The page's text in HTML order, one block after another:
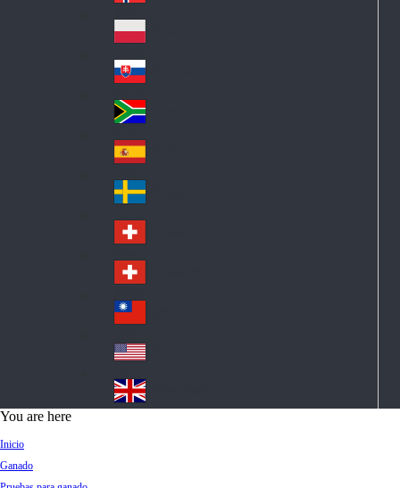
s
Ze
ala
nd
No
rw
ay
Pol
an
d
Slo
va
kia
So
uth
Af
ric
a
Sp
ain
Sw
ed
en
Sw
itz
erl
an
d
Sw
itz
erl
an
d
wa
n
A
Un
You are here
Inicio
Ganado